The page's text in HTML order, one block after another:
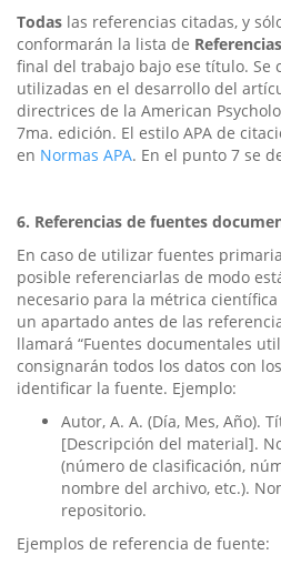
Todas las referencias citadas, y
conformarán la lista de
final del trabajo bajo ese título. Se
utilizadas en el desarrollo del
directrices de la American
7ma. edición. El estilo APA de
en Normas APA. En el punto 7 se
6. Referencias de fuentes
En caso de utilizar fuentes
posible referenciarlas de modo
necesario para la métrica
un apartado antes de las
llamará “Fuentes documentales
consignarán todos los datos con
identificar la fuente. Ejemplo:
Autor, A. A. (Día, Mes, Año).
[Descripción del material].
(número de clasificación,
nombre del archivo, etc.).
repositorio.
Ejemplos de referencia de fuente: